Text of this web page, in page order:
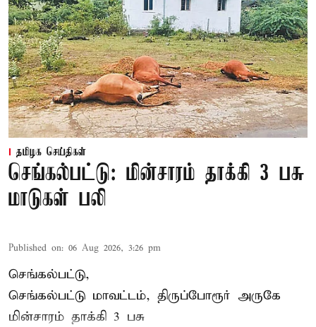
தமிழக செய்திகள்
செங்கல்பட்டு: மின்சாரம் தாக்கி 3 பசு
மாடுகள் பலி
Published on: 06 Aug 2026, 3:26 pm
செங்கல்பட்டு,
செங்கல்பட்டு மாவட்டம், திருப்போரூர் அருகே
மின்சாரம் தாக்கி 3 பசு